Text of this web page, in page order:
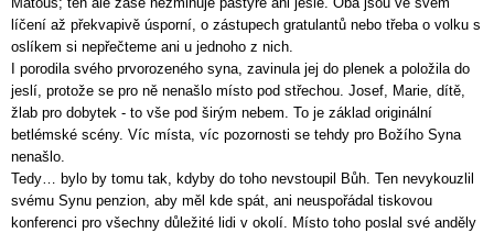
líčení až překvapivě úsporní, o zástupech gratulantů nebo třeba o volku s
oslíkem si nepřečteme ani u jednoho z nich.
I porodila svého prvorozeného syna, zavinula jej do plenek a položila do
jeslí, protože se pro ně nenašlo místo pod střechou. Josef, Marie, dítě,
žlab pro dobytek - to vše pod širým nebem. To je základ originální
betlémské scény. Víc místa, víc pozornosti se tehdy pro Božího Syna
nenašlo.
Tedy… bylo by tomu tak, kdyby do toho nevstoupil Bůh. Ten nevykouzlil
svému Synu penzion, aby měl kde spát, ani neuspořádal tiskovou
konferenci pro všechny důležité lidi v okolí. Místo toho poslal své anděly